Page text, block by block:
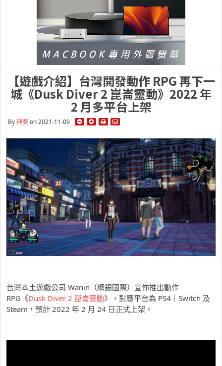
【遊戲介紹】台灣開發動作 RPG 再下一
城《Dusk Diver 2 崑崙靈動》2022 年
2 月多平台上架
By神婆on 2021-11-09
台灣本土遊戲公司 Wanin（網銀國際）宣佈推出動作
RPG《Dusk Diver 2 崑崙靈動》，對應平台為 PS4｜Switch 及
Steam，預計 2022 年 2 月 24 日正式上架。